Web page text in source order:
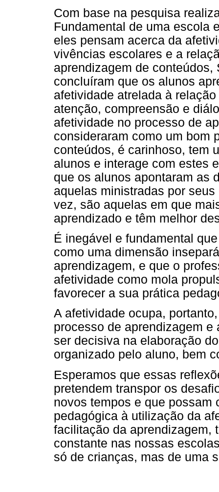
Com base na pesquisa
Fundamental de uma escola
eles pensam acerca da
vivências escolares e a
aprendizagem de
concluíram que os alunos
afetividade atrelada à
atenção, compreensão e
afetividade no processo de
consideraram como um bom
conteúdos, é carinhoso, tem
alunos e interage com estes
que os alunos apontaram as
aquelas ministradas por
vez, são aquelas em que
aprendizado e têm melhor
É inegável e fundamental
como uma dimensão
aprendizagem, e que o
afetividade como mola
favorecer a sua prática
A afetividade ocupa,
processo de aprendizagem
ser decisiva na elaboração
organizado pelo aluno, bem
Esperamos que essas
pretendem transpor os
novos tempos e que possam
pedagógica à utilização da
facilitação da aprendizagem,
constante nas nossas
só de crianças, mas de uma